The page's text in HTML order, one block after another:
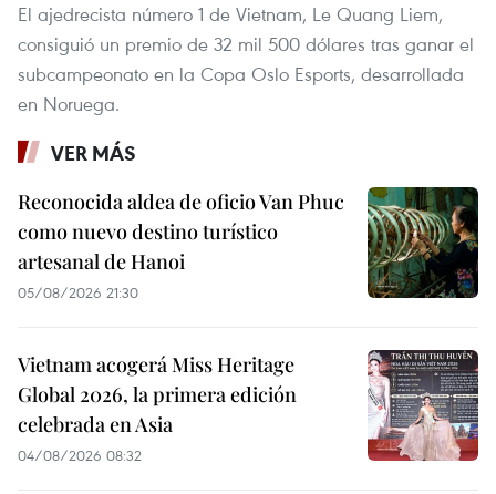
El ajedrecista número 1 de Vietnam, Le Quang Liem,
consiguió un premio de 32 mil 500 dólares tras ganar el
subcampeonato en la Copa Oslo Esports, desarrollada
en Noruega.
VER MÁS
Reconocida aldea de oficio Van Phuc
como nuevo destino turístico
artesanal de Hanoi
05/08/2026 21:30
Vietnam acogerá Miss Heritage
Global 2026, la primera edición
celebrada en Asia
04/08/2026 08:32